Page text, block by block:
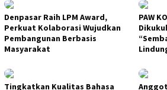
Denpasar Raih LPM Award,
Perkuat Kolaborasi Wujudkan
Pembangunan Berbasis
Masyarakat
PAW
Tingkatkan Kualitas Bahasa